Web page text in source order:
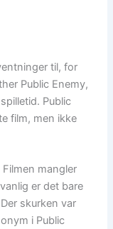
til, for
Public Enemy,
Public
film, men ikke
mangler
er det bare
skurken var
i Public